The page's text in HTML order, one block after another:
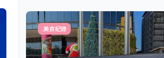
.美食紀錄